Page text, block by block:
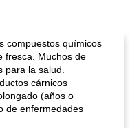
compuestos químicos
fresca. Muchos de
para la salud.
cárnicos
(años o
de enfermedades